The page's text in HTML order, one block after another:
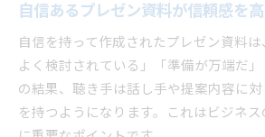
自信あるプレゼン資料が信頼感を
自信を持って作成されたプレゼン資料
よく検討されている」「準備が万端だ
の結果、聴き手は話し手や提案内容に
を持つようになります。これはビジネ